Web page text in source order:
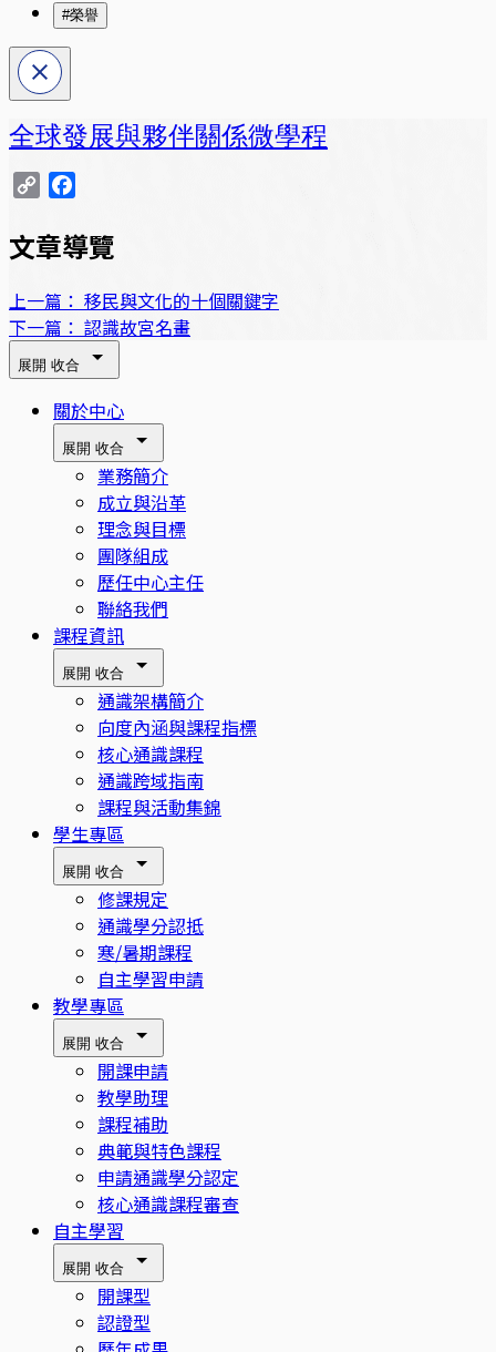
#榮譽
全球發展與夥伴關係微學程
Copy
文章導覽
上一篇： 移民與文化的十個關鍵字
下一篇： 認識故宮名畫
展開 收合
關於中心
展開 收合
業務簡介
成立與沿革
理念與目標
團隊組成
歷任中心主任
聯絡我們
課程資訊
展開 收合
通識架構簡介
向度內涵與課程指標
核心通識課程
通識跨域指南
課程與活動集錦
學生專區
展開 收合
修課規定
通識學分認抵
寒/暑期課程
自主學習申請
教學專區
展開 收合
開課申請
教學助理
課程補助
典範與特色課程
申請通識學分認定
核心通識課程審查
自主學習
展開 收合
開課型
認證型